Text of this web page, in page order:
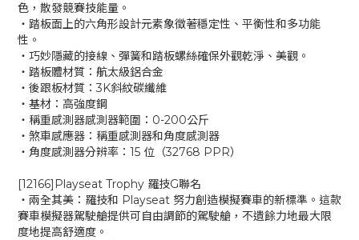
色，散發競賽技能量。
‧踏板面上的六角形設計元素象徵著穩定性、平衡性和多功能
性。
‧巧妙隱藏的接線、彈簧和踏板螺絲確保外觀乾淨、美觀。
‧踏板體材質：航太級鋁合金
‧後跟板材質：3K斜紋碳纖維
‧基材：高強度鋼
‧稱重感測器感測器範圍：0-200公斤
‧煞車感應器：稱重感測器和角度感測器
‧角度感測器分辨率：15 位（32768 PPR）
[12166]Playseat Trophy 羅技G聯名
‧兩全其美：羅技和 Playseat 努力創造模擬賽車的新標準。這款
賽車模擬器駕駛艙提供可自由調節的駕駛艙，不遺餘力地最大限
度地提高舒適度。